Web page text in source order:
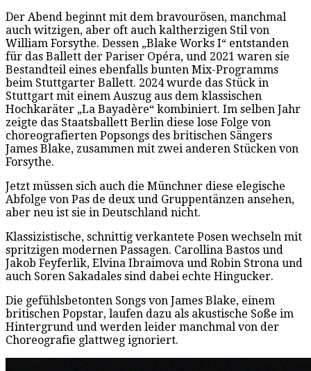
Der Abend beginnt mit dem bravourösen, manchmal
auch witzigen, aber oft auch kaltherzigen Stil von
William Forsythe. Dessen „Blake Works I“ entstanden
für das Ballett der Pariser Opéra, und 2021 waren sie
Bestandteil eines ebenfalls bunten Mix-Programms
beim Stuttgarter Ballett. 2024 wurde das Stück in
Stuttgart mit einem Auszug aus dem klassischen
Hochkaräter „La Bayadère“ kombiniert. Im selben Jahr
zeigte das Staatsballett Berlin diese lose Folge von
choreografierten Popsongs des britischen Sängers
James Blake, zusammen mit zwei anderen Stücken von
Forsythe.
Jetzt müssen sich auch die Münchner diese elegische
Abfolge von Pas de deux und Gruppentänzen ansehen,
aber neu ist sie in Deutschland nicht.
Klassizistische, schnittig verkantete Posen wechseln mit
spritzigen modernen Passagen. Carollina Bastos und
Jakob Feyferlik, Elvina Ibraimova und Robin Strona und
auch Soren Sakadales sind dabei echte Hingucker.
Die gefühlsbetonten Songs von James Blake, einem
britischen Popstar, laufen dazu als akustische Soße im
Hintergrund und werden leider manchmal von der
Choreografie glattweg ignoriert.